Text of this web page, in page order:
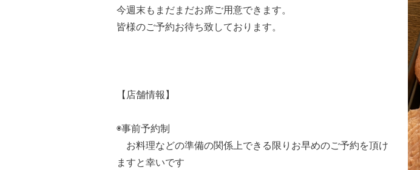
今週末もまだまだお席ご用意できます。
皆様のご予約お待ち致しております。
【店舗情報】
◉事前予約制
お料理などの準備の関係上できる限りお早めのご予約を頂け
ますと幸いです